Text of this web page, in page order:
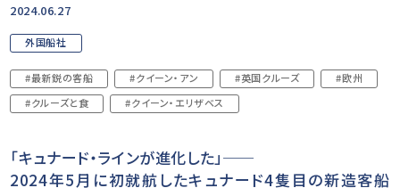
2024.06.27
外国船社
#最新鋭の客船 #クイーン・アン #英国クルーズ
#欧州
#クルーズと食
#クイーン・エリザベス
「キュナード・ラインが進化した」──
2024年5月に初就航したキュナード4隻目の新造客船